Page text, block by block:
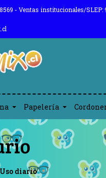
- Ventas institucionales/SLEP:
Papelería
Uso diario